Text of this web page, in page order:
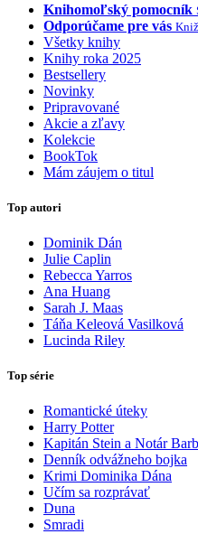
Knihomoľský pomocník
Odporúčame pre vás
Všetky knihy
Knihy roka 2025
Bestsellery
Novinky
Pripravované
Akcie a zľavy
Kolekcie
BookTok
Mám záujem o titul
Top autori
Dominik Dán
Julie Caplin
Rebecca Yarros
Ana Huang
Sarah J. Maas
Táňa Keleová Vasilková
Lucinda Riley
Top série
Romantické úteky
Harry Potter
Kapitán Stein a Notár
Denník odvážneho bojka
Krimi Dominika Dána
Učím sa rozprávať
Duna
Smradi